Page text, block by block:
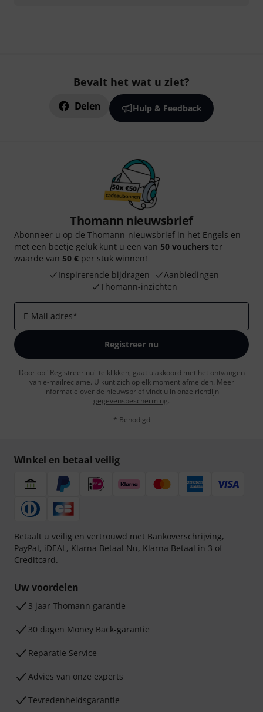
Bevalt het wat u ziet?
Delen Hulp & Feedback
Thomann nieuwsbrief
Abonneer u op de Thomann-nieuwsbrief in het Engels en
met een beetje geluk kunt u een van 50 vouchers ter
waarde van 50 € per stuk winnen!
Inspirerende bijdragen
Aanbiedingen
Thomann-inzichten
E-Mail adres*
Registreer nu
Door op "Registreer nu" te klikken, gaat u akkoord met het ontvangen
van e-mailreclame. U kunt zich op elk moment afmelden. Meer
informatie over de nieuwsbrief vindt u in onze richtlijn
gegevensbescherming.
* Benodigd
Winkel en betaal veilig
Betaalt u veilig en vertrouwd met Bankoverschrijving,
PayPal, iDEAL, Klarna Betaal Nu, Klarna Betaal in 3 of
Creditcard.
Uw voordelen
3 jaar Thomann garantie
30 dagen Money Back-garantie
Reparatie Service
Advies van onze experts
Tevredenheidsgarantie